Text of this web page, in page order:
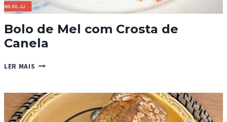
Bolo de Mel com Crosta de
Canela
LER MAIS BOLO
COM
CROSTA
DE